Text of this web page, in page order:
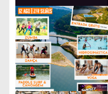
a
r
t
i